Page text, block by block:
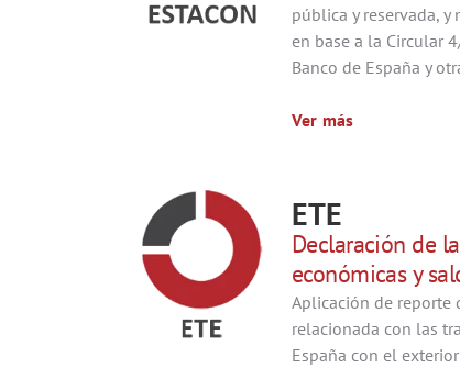
pública y reservada,
en base a la Circular
Banco de España y
Ver más
ETE
Declaración de
económicas y
Aplicación de reporte
relacionada con las
España con el